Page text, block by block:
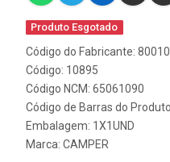
Produto Esgotado
Código do Fabricante:
Código: 10895
Código NCM: 65061090
Código de Barras do
Embalagem: 1X1UND
Marca: CAMPER